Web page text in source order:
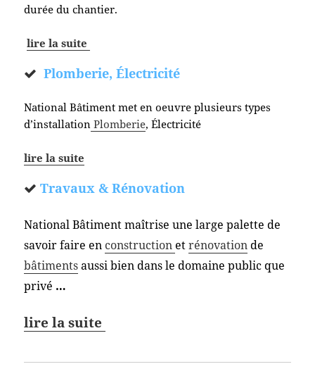
durée du chantier.
lire la suite
Plomberie, Électricité
National Bâtiment met en oeuvre plusieurs types
d’installation Plomberie, Électricité
lire la suite
Travaux & Rénovation
National Bâtiment maîtrise une large palette de
savoir faire en construction etrénovationde
bâtimentsaussi bien dans le domaine public que
privé …
lire la suite